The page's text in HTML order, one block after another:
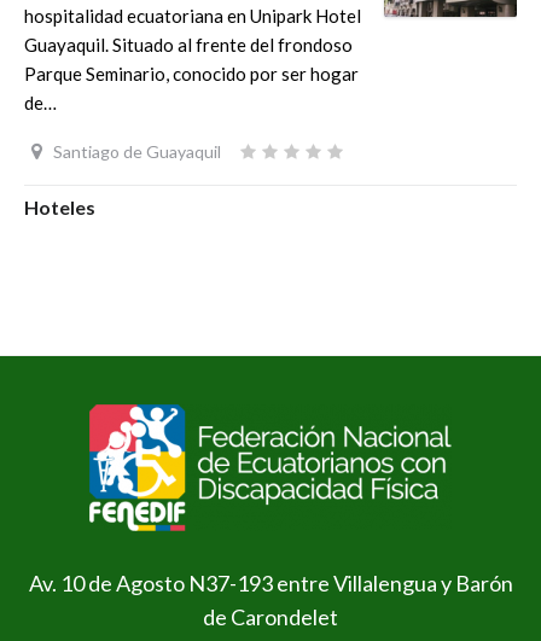
hospitalidad ecuatoriana en Unipark Hotel
Guayaquil. Situado al frente del frondoso
Parque Seminario, conocido por ser hogar
de…
Santiago de Guayaquil
Hoteles
Av. 10 de Agosto N37-193 entre Villalengua y Barón
de Carondelet